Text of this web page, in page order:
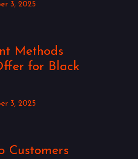
3, 2025
Methods
for Black
3, 2025
Customers